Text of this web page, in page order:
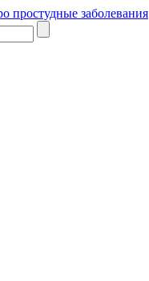
простудные заболевания